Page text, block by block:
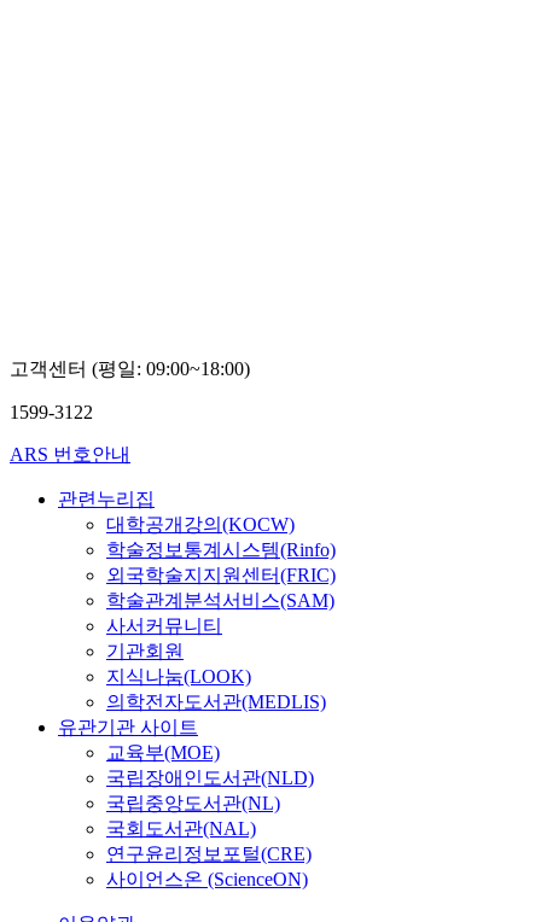
고객센터 (평일: 09:00~18:00)
1599-3122
ARS 번호안내
관련누리집
대학공개강의(KOCW)
학술정보통계시스템(Rinfo)
외국학술지지원센터(FRIC)
학술관계분석서비스(SAM)
사서커뮤니티
기관회원
지식나눔(LOOK)
의학전자도서관(MEDLIS)
유관기관 사이트
교육부(MOE)
국립장애인도서관(NLD)
국립중앙도서관(NL)
국회도서관(NAL)
연구윤리정보포털(CRE)
사이언스온 (ScienceON)